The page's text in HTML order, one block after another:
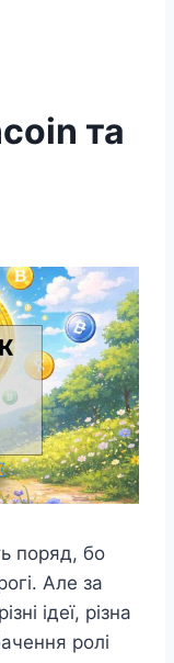
та
поряд, бо
Але за
ідеї, різна
ролі